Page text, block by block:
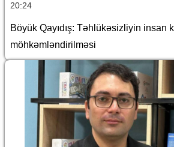
20:24
Böyük Qayıdış: Təhlükəsizliyin insan
möhkəmləndirilməsi